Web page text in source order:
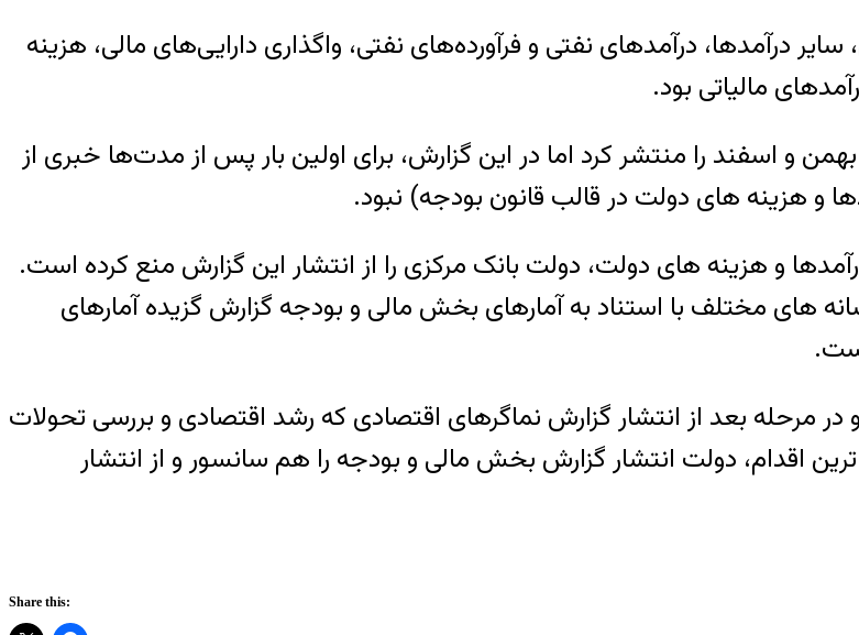
درآمدها، درآمدهای نفتی و فرآورده‌های نفتی، واگذاری دارایی‌های مالی، هزینه
مالیاتی بود.
و اسفند را منتشر کرد اما در این گزارش، برای اولین بار پس از مدت‌ها خبری از
و هزینه های دولت در قالب قانون بودجه) نبود.
و هزینه های دولت، دولت بانک مرکزی را از انتشار این گزارش منع کرده است.
های مختلف با استناد به آمارهای بخش مالی و بودجه گزارش گزیده آمارهای
و در مرحله بعد از انتشار گزارش نماگرهای اقتصادی که رشد اقتصادی و بررسی تحولات
اقدام، دولت انتشار گزارش بخش مالی و بودجه را هم سانسور و از انتشار
Share this: